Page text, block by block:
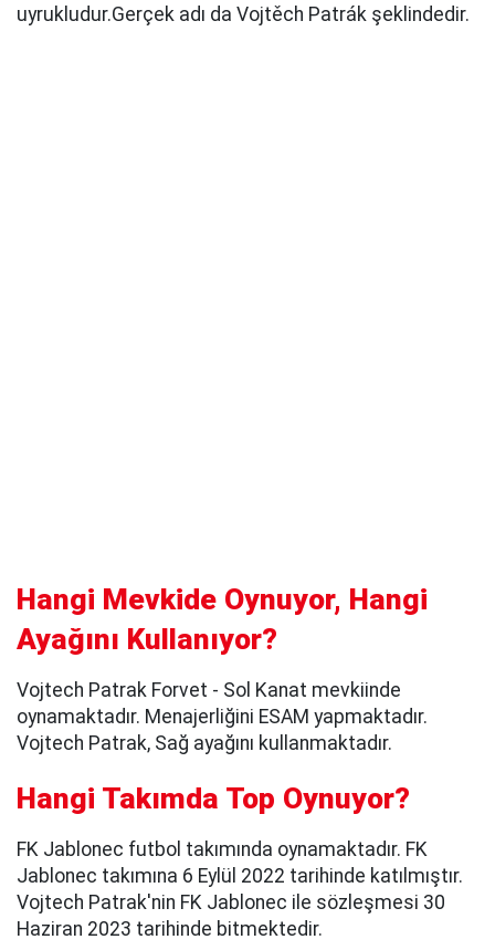
uyrukludur.Gerçek adı da Vojtěch Patrák şeklindedir.
Hangi Mevkide Oynuyor, Hangi
Ayağını Kullanıyor?
Vojtech Patrak Forvet - Sol Kanat mevkiinde
oynamaktadır. Menajerliğini ESAM yapmaktadır.
Vojtech Patrak, Sağ ayağını kullanmaktadır.
Hangi Takımda Top Oynuyor?
FK Jablonec futbol takımında oynamaktadır. FK
Jablonec takımına 6 Eylül 2022 tarihinde katılmıştır.
Vojtech Patrak'nin FK Jablonec ile sözleşmesi 30
Haziran 2023 tarihinde bitmektedir.